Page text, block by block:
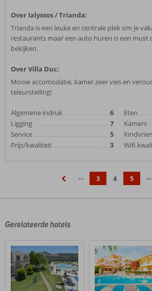
Over Ialyssos / Trianda:
Trianda is een leuke en centrale plek om je
restaurants maar een auto huren is een
bekijken.
Over Villa Duc:
Mooie accomodatie, kamer zeer vies en
teleurstelling!
Algemene indruk
6
Ligging
7
Service
5
Prijs/kwaliteit
3
Eten
Kamers
Wifi
… 3 4 5
…
Gerelateerde hotels